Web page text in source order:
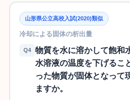
山形県公立高校入試(2020)類似
冷却による固体の析出量
Q4
物質を水に溶かして飽和
水溶液の温度を下げるこ
った物質が固体となって
ますか。